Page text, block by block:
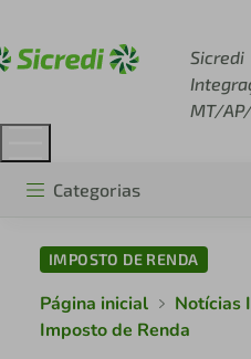
Sicredi
MT/
Categorias
IMPOSTO DE RENDA
Página inicial
Notícias
Imposto de Renda